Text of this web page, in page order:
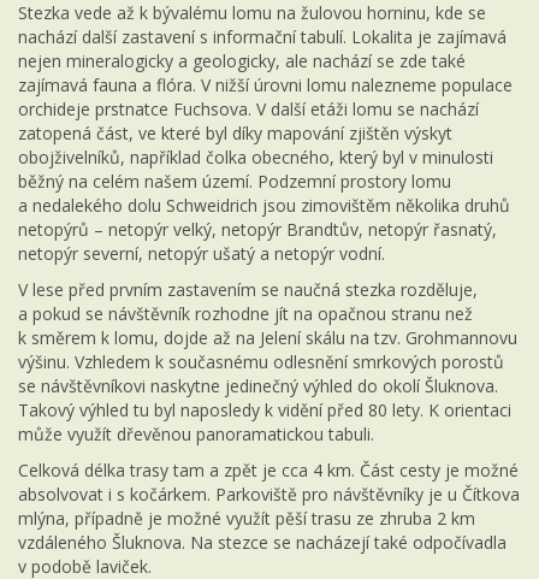
Stezka vede až k bývalému lomu na žulovou horninu, kde se
nachází další zastavení s informační tabulí. Lokalita je zajímavá
nejen mineralogicky a geologicky, ale nachází se zde také
zajímavá fauna a flóra. V nižší úrovni lomu nalezneme populace
orchideje prstnatce Fuchsova. V další etáži lomu se nachází
zatopená část, ve které byl díky mapování zjištěn výskyt
obojživelníků, například čolka obecného, který byl v minulosti
běžný na celém našem území. Podzemní prostory lomu
a nedalekého dolu Schweidrich jsou zimovištěm několika druhů
netopýrů – netopýr velký, netopýr Brandtův, netopýr řasnatý,
netopýr severní, netopýr ušatý a netopýr vodní.
V lese před prvním zastavením se naučná stezka rozděluje,
a pokud se návštěvník rozhodne jít na opačnou stranu než
k směrem k lomu, dojde až na Jelení skálu na tzv. Grohmannovu
výšinu. Vzhledem k současnému odlesnění smrkových porostů
se návštěvníkovi naskytne jedinečný výhled do okolí Šluknova.
Takový výhled tu byl naposledy k vidění před 80 lety. K orientaci
může využít dřevěnou panoramatickou tabuli.
Celková délka trasy tam a zpět je cca 4 km. Část cesty je možné
absolvovat i s kočárkem. Parkoviště pro návštěvníky je u Čítkova
mlýna, případně je možné využít pěší trasu ze zhruba 2 km
vzdáleného Šluknova. Na stezce se nacházejí také odpočívadla
v podobě laviček.